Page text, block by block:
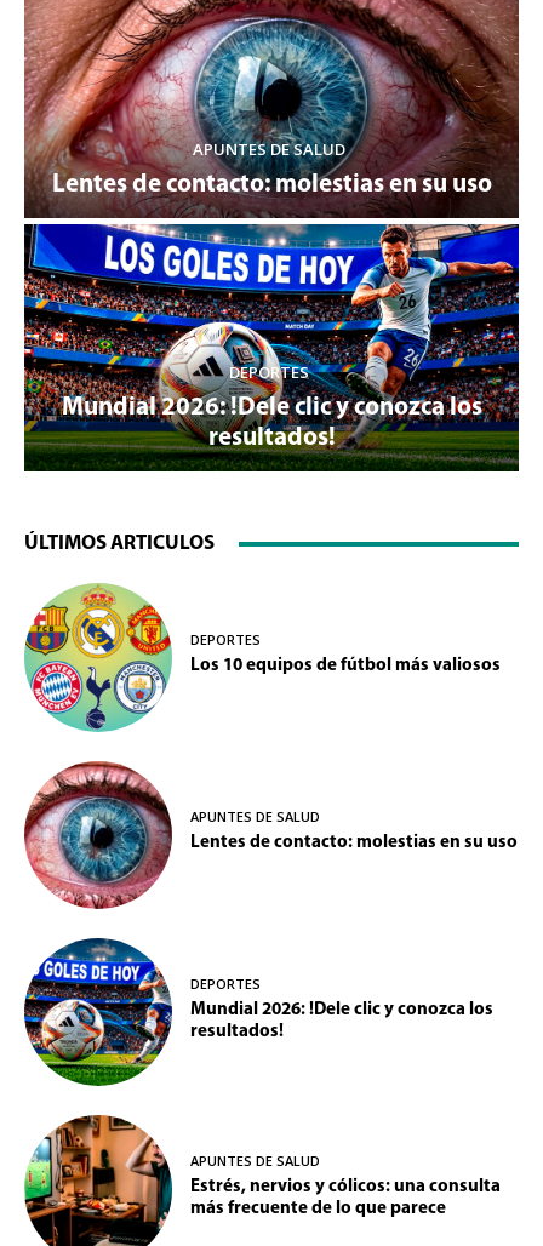
APUNTES DE SALUD
Lentes de contacto: molestias en su uso
DEPORTES
Mundial 2026: !Dele clic y conozca los
resultados!
ÚLTIMOS ARTICULOS
DEPORTES
Los 10 equipos de fútbol más valiosos
APUNTES DE SALUD
Lentes de contacto: molestias en su uso
DEPORTES
Mundial 2026: !Dele clic y conozca los
resultados!
APUNTES DE SALUD
Estrés, nervios y cólicos: una consulta
más frecuente de lo que parece